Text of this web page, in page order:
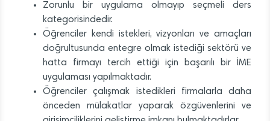
Zorunlu bir uygulama olmayıp seçmeli ders
kategorisindedir.
Öğrenciler kendi istekleri, vizyonları ve amaçları
doğrultusunda entegre olmak istediği sektörü ve
hatta firmayı tercih ettiği için başarılı bir İME
uygulaması yapılmaktadır.
Öğrenciler çalışmak istedikleri firmalarla daha
önceden mülakatlar yaparak özgüvenlerini ve